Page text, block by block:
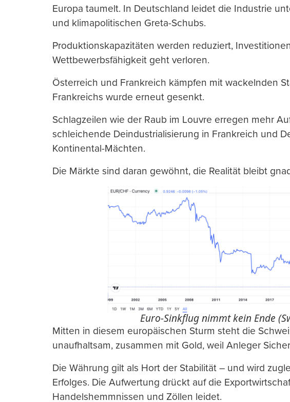
drucken
Europa taumelt. In Deutschland leidet die Industrie
und klimapolitischen Greta-Schubs.
Produktionskapazitäten werden reduziert,
Wettbewerbsfähigkeit geht verloren.
Österreich und Frankreich kämpfen mit wackelnden
Frankreichs wurde erneut gesenkt.
Schlagzeilen wie der Raub im Louvre erregen mehr
schleichende Deindustrialisierung in Frankreich und
Kontinental-Mächten.
Die Märkte sind daran gewöhnt, die Realität bleibt
Euro-Sinkflug nimmt kein Ende
Mitten in diesem europäischen Sturm steht die
unaufhaltsam, zusammen mit Gold, weil Anleger
Die Währung gilt als Hort der Stabilität – und wird
Erfolges. Die Aufwertung drückt auf die
Handelshemmnissen und Zöllen leidet.